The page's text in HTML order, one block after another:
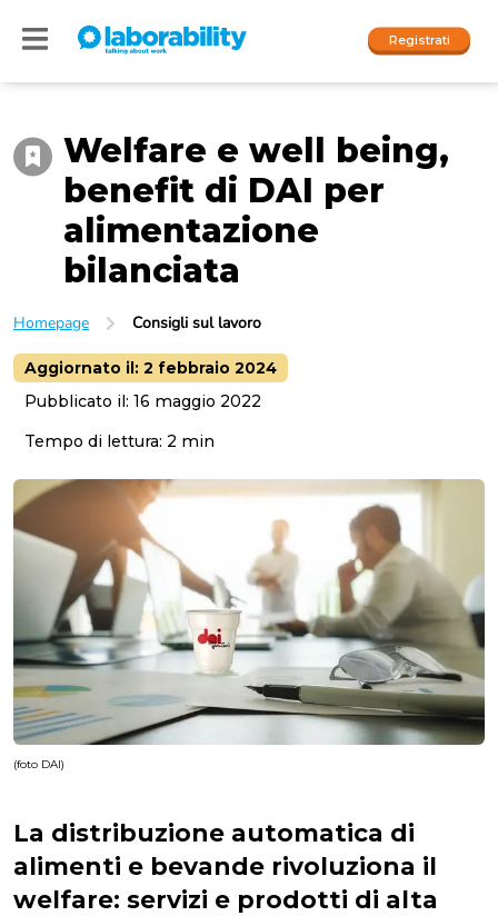
Registrati
I nostri social
Accedi
People
Company
Welfare e well being,
benefit di DAI per
alimentazione
bilanciata
Homepage Consigli sul lavoro
Aggiornato il: 2 febbraio 2024
Pubblicato il: 16 maggio 2022
Tempo di lettura: 2 min
(foto DAI)
La distribuzione automatica di
alimenti e bevande rivoluziona il
welfare: servizi e prodotti di alta